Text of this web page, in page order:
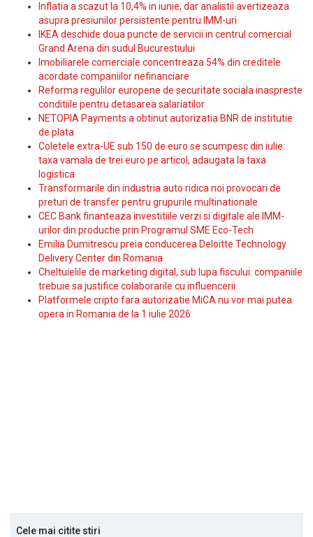
Inflatia a scazut la 10,4% in iunie, dar analistii avertizeaza
asupra presiunilor persistente pentru IMM-uri
IKEA deschide doua puncte de servicii in centrul comercial
Grand Arena din sudul Bucurestiului
Imobiliarele comerciale concentreaza 54% din creditele
acordate companiilor nefinanciare
Reforma regulilor europene de securitate sociala inaspreste
conditiile pentru detasarea salariatilor
NETOPIA Payments a obtinut autorizatia BNR de institutie
de plata
Coletele extra-UE sub 150 de euro se scumpesc din iulie:
taxa vamala de trei euro pe articol, adaugata la taxa
logistica
Transformarile din industria auto ridica noi provocari de
preturi de transfer pentru grupurile multinationale
CEC Bank finanteaza investitiile verzi si digitale ale IMM-
urilor din productie prin Programul SME Eco-Tech
Emilia Dumitrescu preia conducerea Deloitte Technology
Delivery Center din Romania
Cheltuielile de marketing digital, sub lupa fiscului: companiile
trebuie sa justifice colaborarile cu influencerii
Platformele cripto fara autorizatie MiCA nu vor mai putea
opera in Romania de la 1 iulie 2026
Cele mai citite stiri